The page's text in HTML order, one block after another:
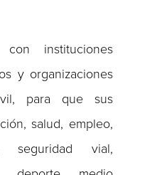
instituciones
y organizaciones
para que sus
salud, empleo,
seguridad vial,